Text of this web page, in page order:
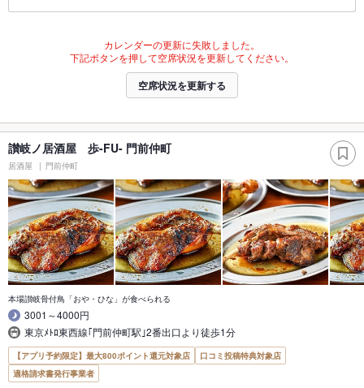
カレンダーの更新に失敗しました。
下記ボタンを押して空席状況を更新してください。
空席状況を更新する
讃岐ノ居酒屋 歩-FU- 門前仲町
居酒屋 門前仲町
本場讃岐骨付鳥「おや・ひな」が食べられる
3001～4000円
東京ﾒﾄﾛ東西線｢門前仲町駅｣2番出口より徒歩1分
【アプリ予約限定】最大800ポイント還元対象店
口コミ投稿特典対象店
適格請求書発行事業者